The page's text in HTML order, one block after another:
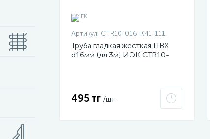
Артикул: CTR10-016-K41-111I
Труба гладкая жесткая ПВХ
d16мм (дл.3м) ИЭК CTR10-
495 тг /шт